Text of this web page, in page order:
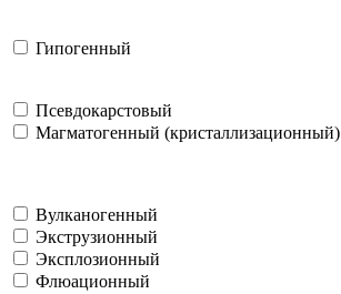
Гипогенный
Псевдокарстовый
Магматогенный (кристаллизационный)
Вулканогенный
Экструзионный
Эксплозионный
Флюационный